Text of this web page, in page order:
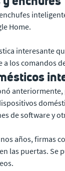
Home.
interesante
a los comandos
de software y
años, firmas
las puertas. Se